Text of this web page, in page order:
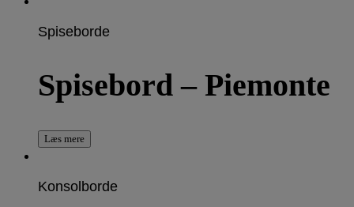
Spiseborde
Spisebord – Piemonte
Læs mere
Konsolborde